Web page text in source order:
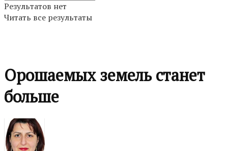
Результатов нет
Читать все результаты
Орошаемых земель станет
больше